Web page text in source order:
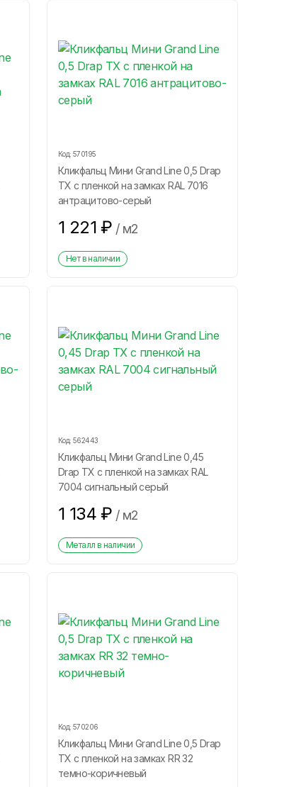
Код: 570195
Кликфальц Мини Grand Line 0,5 Drap
ТХ с пленкой на замках RAL 7016
антрацитово-серый
1 221₽ / м2
Нет в наличии
Код: 562443
Кликфальц Мини Grand Line 0,45
Drap ТХ с пленкой на замках RAL
7004 сигнальный серый
1 134₽ / м2
Металл в наличии
Код: 570206
Кликфальц Мини Grand Line 0,5 Drap
ТХ с пленкой на замках RR 32
темно-коричневый